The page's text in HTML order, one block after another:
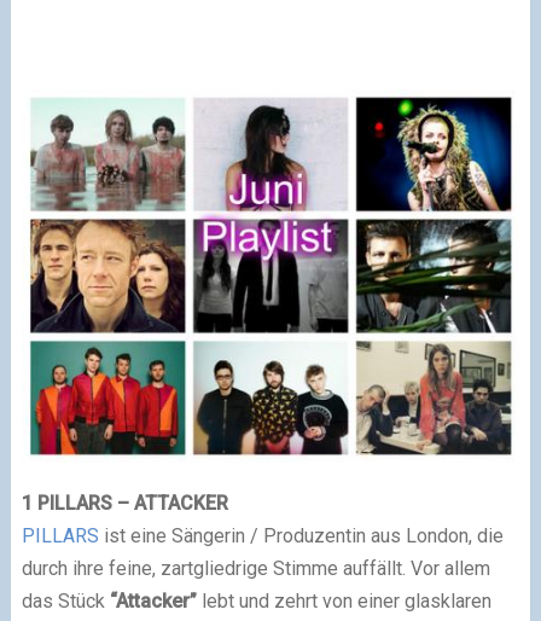
1 PILLARS – ATTACKER
PILLARS ist eine Sängerin / Produzentin aus London, die
durch ihre feine, zartgliedrige Stimme auffällt. Vor allem
das Stück “Attacker”lebt und zehrt von einer glasklaren